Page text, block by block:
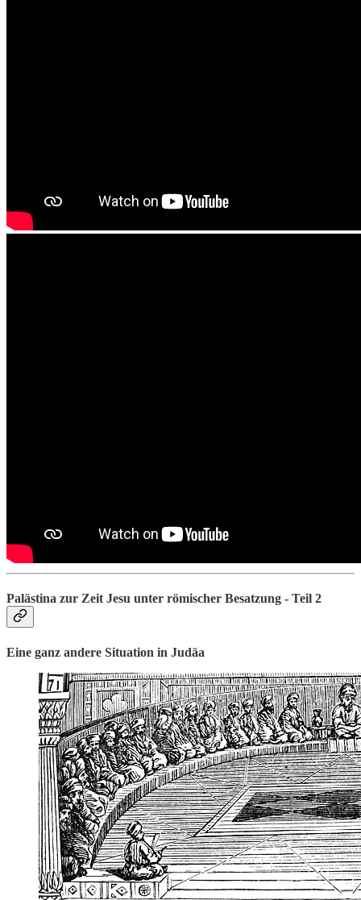
Palästina zur Zeit Jesu unter römischer Besatzung - Teil 2
Eine ganz andere Situation in Judäa